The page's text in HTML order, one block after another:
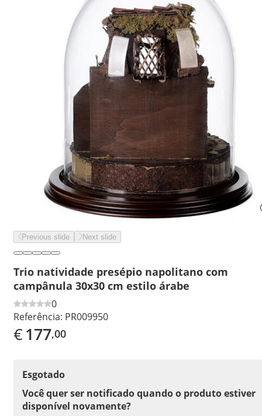
Previous slide Next slide
Trio natividade presépio napolitano com
campânula 30x30 cm estilo árabe
0
Referência: PR009950
€177,00
Esgotado
Você quer ser notificado quando o produto estiver
disponível novamente?